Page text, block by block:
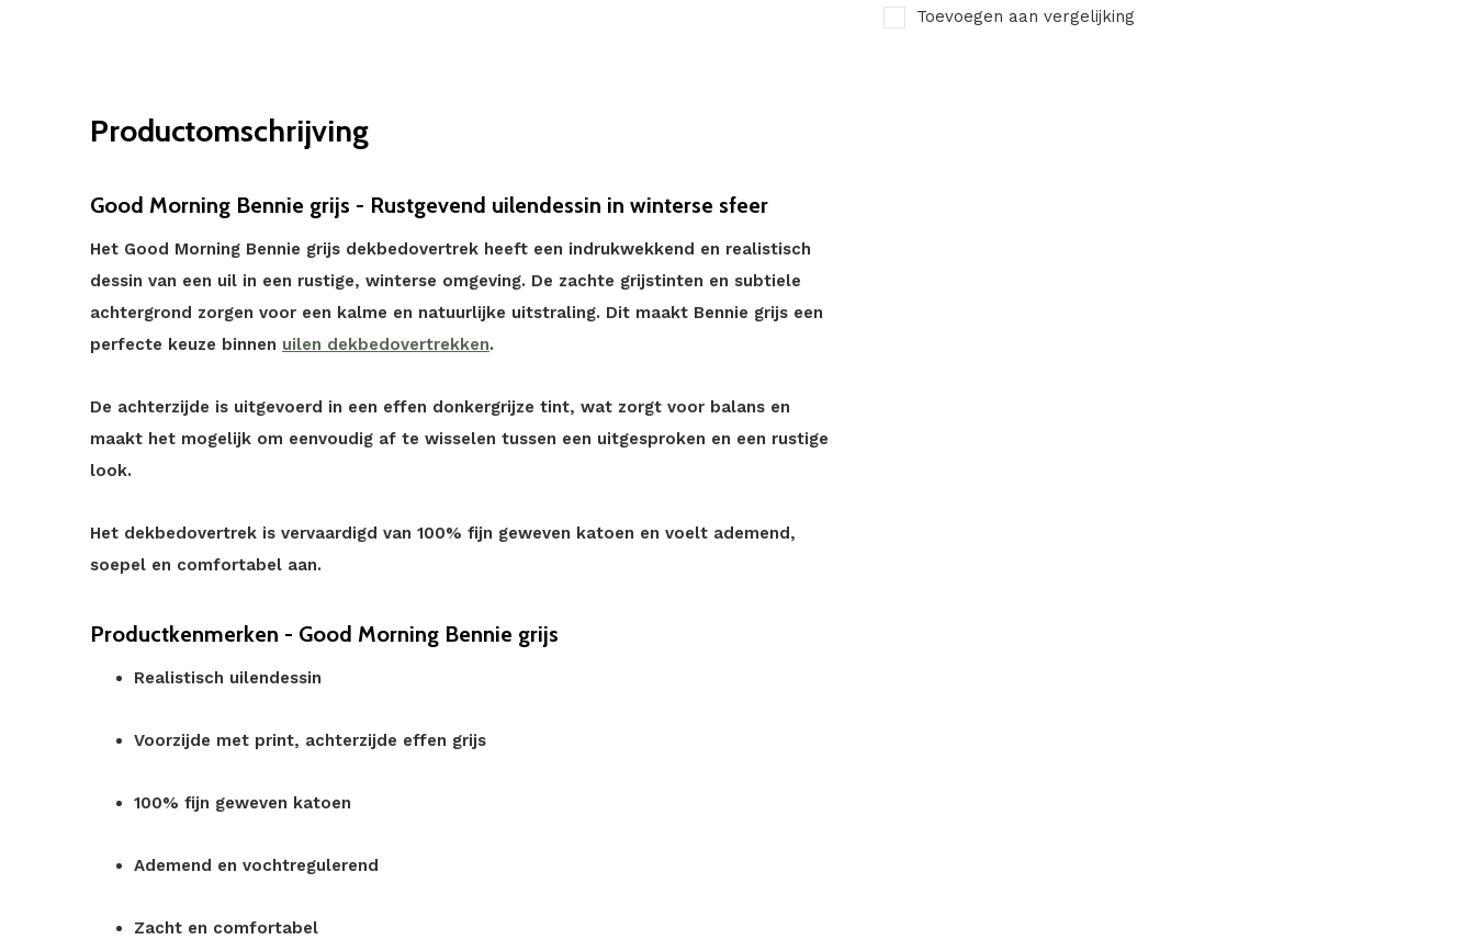
Toevoegen aan vergelijking
Productomschrijving
Good Morning Bennie grijs - Rustgevend uilendessin in winterse sfeer
Het Good Morning Bennie grijs dekbedovertrek heeft een indrukwekkend en realistisch
dessin van een uil in een rustige, winterse omgeving. De zachte grijstinten en subtiele
achtergrond zorgen voor een kalme en natuurlijke uitstraling. Dit maakt Bennie grijs een
perfecte keuze binnen uilen dekbedovertrekken.
De achterzijde is uitgevoerd in een effen donkergrijze tint, wat zorgt voor balans en
maakt het mogelijk om eenvoudig af te wisselen tussen een uitgesproken en een rustige
look.
Het dekbedovertrek is vervaardigd van 100% fijn geweven katoen en voelt ademend,
soepel en comfortabel aan.
Productkenmerken - Good Morning Bennie grijs
Realistisch uilendessin
Voorzijde met print, achterzijde effen grijs
100% fijn geweven katoen
Ademend en vochtregulerend
Zacht en comfortabel